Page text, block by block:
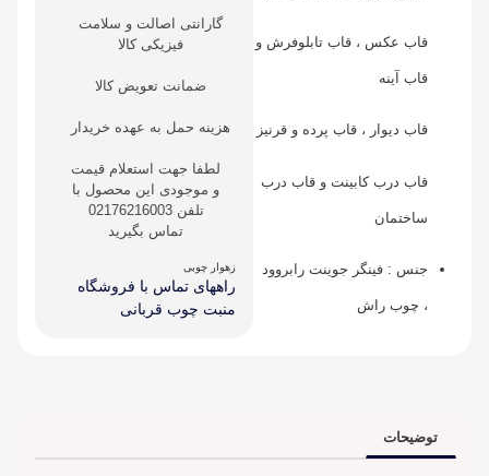
قاب عکس ، قاب تابلوفرش و
قاب آینه
قاب دیوار ، قاب پرده و قرنیز
قاب درب کابینت و قاب درب
ساختمان
جنس : فینگر جوینت رابروود
، چوب راش
گارانتی اصالت و سلامت
فیزیکی کالا
ضمانت تعویض کالا
هزینه حمل به عهده خریدار
لطفا جهت استعلام قیمت
و موجودی این محصول با
تلفن 02176216003
تماس بگیرید
زهوار چوبی
راههای تماس با فروشگاه
منبت چوب قربانی
توضیحات